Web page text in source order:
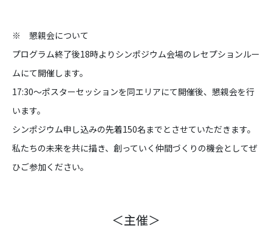
※ 懇親会について
プログラム終了後18時よりシンポジウム会場のレセプションルー
ムにて開催します。
17:30～ポスターセッションを同エリアにて開催後、懇親会を行
います。
シンポジウム申し込みの先着150名までとさせていただきます。
私たちの未来を共に描き、創っていく仲間づくりの機会としてぜ
ひご参加ください。
＜主催＞